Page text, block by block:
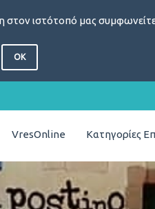
ιστότοπό μας
OK
VresOnline Κατηγορίες